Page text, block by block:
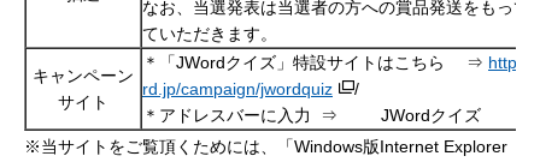
なお、当選発表は当選者の方への賞品発送をもって
ていただきます。
キャンペーン
サイト
＊「JWordクイズ」特設サイトはこちら ⇒ http://
rd.jp/campaign/jwordquiz
/
＊アドレスバーに入力
⇒ JWordクイズ
※当サイトをご覧頂くためには、「Windows版Internet Explorer